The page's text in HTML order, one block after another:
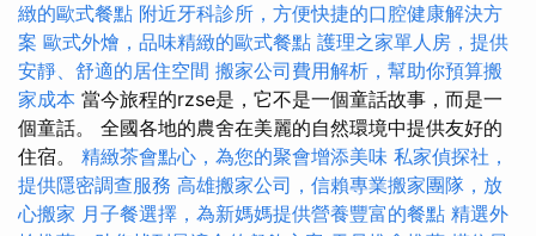
緻的歐式餐點 附近牙科診所，方便快捷的口腔健康解決方
案 歐式外燴，品味精緻的歐式餐點 護理之家單人房，提供
安靜、舒適的居住空間 搬家公司費用解析，幫助你預算搬
家成本 當今旅程的rzse是，它不是一個童話故事，而是一
個童話。 全國各地的農舍在美麗的自然環境中提供友好的
住宿。 精緻茶會點心，為您的聚會增添美味 私家偵探社，
提供隱密調查服務 高雄搬家公司，信賴專業搬家團隊，放
心搬家 月子餐選擇，為新媽媽提供營養豐富的餐點 精選外